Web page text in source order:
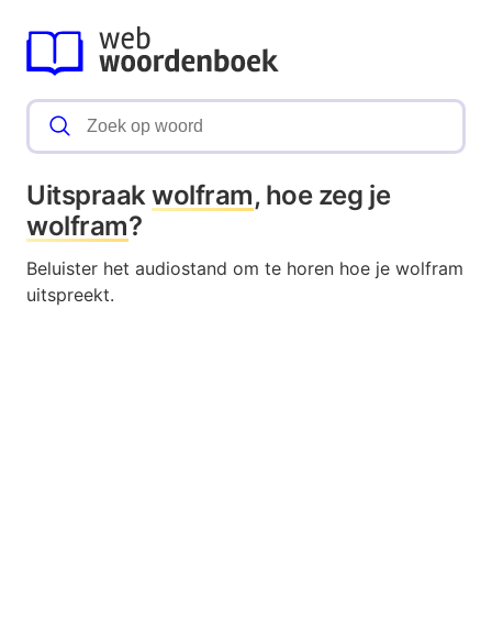
Uitspraakwolfram, hoe zeg je
wolfram?
Beluister het audiostand om te horen hoe je wolfram
uitspreekt.